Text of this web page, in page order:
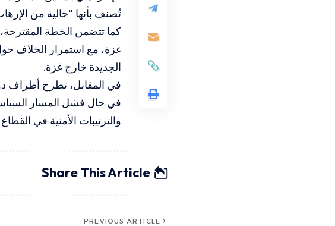
تُصنف بأنها “خالية من
كما تتضمن الخطة
غزة، مع استمرار الخلاف
الجديدة خارج غزة.
في المقابل، تطرح أطراف
في حال فشل المسار
والترتيبات الأمنية في
Share This Article
PREVIOUS ARTICLE